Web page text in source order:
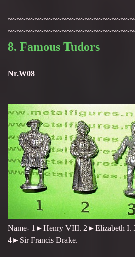
8. Famous Tudors
Nr.W08
Name- 1►Henry VIII. 2►Elizabeth I.
4►Sir Francis Drake.